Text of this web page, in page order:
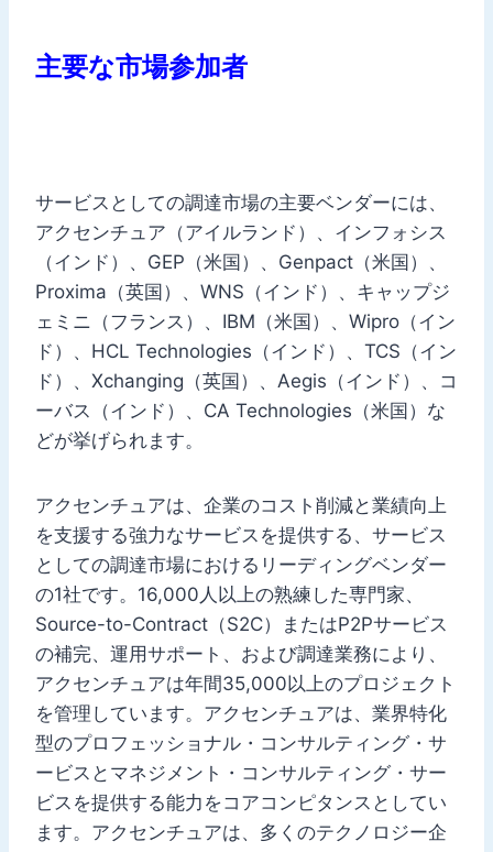
主要な市場参加者
サービスとしての調達市場の主要ベンダーには、
アクセンチュア（アイルランド）、インフォシス
（インド）、GEP（米国）、Genpact（米国）、
Proxima（英国）、WNS（インド）、キャップジ
ェミニ（フランス）、IBM（米国）、Wipro（イン
ド）、HCL Technologies（インド）、TCS（イン
ド）、Xchanging（英国）、Aegis（インド）、コ
ーバス（インド）、CA Technologies（米国）な
どが挙げられます。
アクセンチュアは、企業のコスト削減と業績向上
を支援する強力なサービスを提供する、サービス
としての調達市場におけるリーディングベンダー
の1社です。16,000人以上の熟練した専門家、
Source-to-Contract（S2C）またはP2Pサービス
の補完、運用サポート、および調達業務により、
アクセンチュアは年間35,000以上のプロジェクト
を管理しています。アクセンチュアは、業界特化
型のプロフェッショナル・コンサルティング・サ
ービスとマネジメント・コンサルティング・サー
ビスを提供する能力をコアコンピタンスとしてい
ます。アクセンチュアは、多くのテクノロジー企